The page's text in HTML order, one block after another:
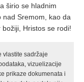
širio se hladnim
nad Sremom, kao da
Hristos se rodi!
vlastite sadržaje
vizuelizacije
prikaze dokumenata i